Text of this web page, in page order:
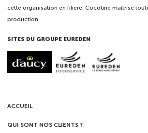
cette organisation en filière, Cocotine maîtrise
production.
SITES DU GROUPE EUREDEN
ACCUEIL
QUI SONT NOS CLIENTS ?